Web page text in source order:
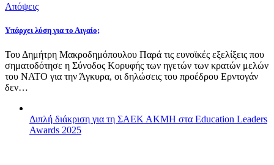
Απόψεις
Υπάρχει λύση για το Αιγαίο;
Του Δημήτρη Μακροδημόπουλου Παρά τις ευνοϊκές εξελίξεις που
σηματοδότησε η Σύνοδος Κορυφής των ηγετών των κρατών μελών
του ΝΑΤΟ για την Άγκυρα, οι δηλώσεις του προέδρου Ερντογάν
δεν…
Διπλή διάκριση για τη ΣΑΕΚ ΑΚΜΗ στα Education Leaders
Awards 2025